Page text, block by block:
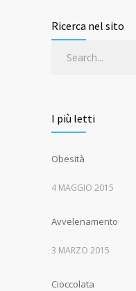
Ricerca nel sito
I più letti
Obesità
4 MAGGIO 2015
Avvelenamento
3 MARZO 2015
Cioccolata